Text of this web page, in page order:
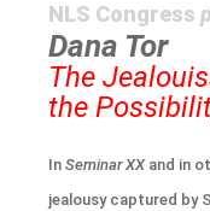
NLS Congress
Dana Tor
The
the
InSeminar XXand in
jealousy captured by